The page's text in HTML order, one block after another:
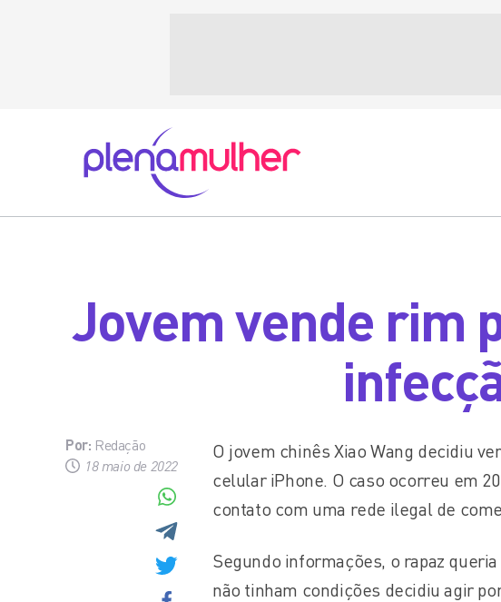
Jovem vende rim
Por: Redação
18 maio de 2022
O jovem chinês Xiao Wang decidiu
celular iPhone. O caso ocorreu em
contato com uma rede ilegal de
Segundo informações, o rapaz
não tinham condições decidiu agir